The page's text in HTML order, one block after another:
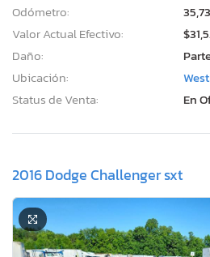
Odómetro:
Valor Actual Efectivo:
Daño:
Ubicación:
Status de Venta:
En
2016 Dodge Challenger sxt